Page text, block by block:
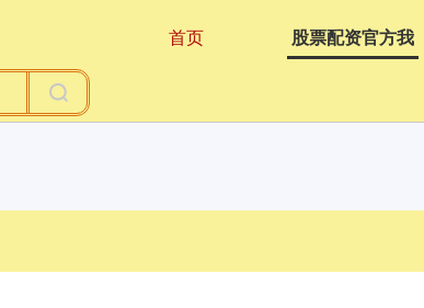
首页 股票配资官方我